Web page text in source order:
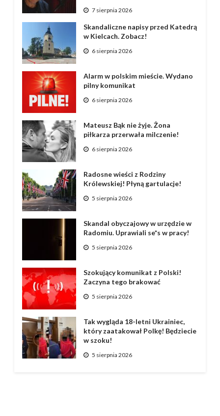
7 sierpnia 2026
Skandaliczne napisy przed Katedrą
w Kielcach. Zobacz!
6 sierpnia 2026
Alarm w polskim mieście. Wydano
pilny komunikat
6 sierpnia 2026
Mateusz Bąk nie żyje. Żona
piłkarza przerwała milczenie!
6 sierpnia 2026
Radosne wieści z Rodziny
Królewskiej! Płyną gartulacje!
5 sierpnia 2026
Skandal obyczajowy w urzędzie w
Radomiu. Uprawiali se*s w pracy!
5 sierpnia 2026
Szokujący komunikat z Polski!
Zaczyna tego brakować
5 sierpnia 2026
Tak wygląda 18-letni Ukrainiec,
który zaatakował Polkę! Będziecie
w szoku!
5 sierpnia 2026